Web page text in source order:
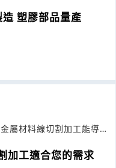
塑膠部品量產
屬材料線切割加工能導電
加工適合您的需求